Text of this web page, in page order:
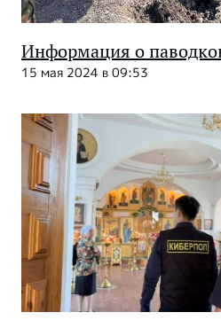
Информация о
15 мая 2024 в 09:53